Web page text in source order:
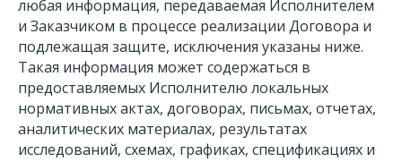
любая информация, передаваемая Исполнителем
и Заказчиком в процессе реализации Договора и
подлежащая защите, исключения указаны ниже.
Такая информация может содержаться в
предоставляемых Исполнителю локальных
нормативных актах, договорах, письмах, отчетах,
аналитических материалах, результатах
исследований, схемах, графиках, спецификациях и